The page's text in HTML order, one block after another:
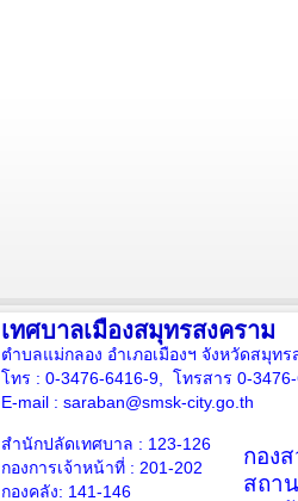
เทศบาลเมืองสมุทรสงคราม
ตำบลแม่กลอง อำเภอเมืองฯ จังหวัดสมุท
โทร : 0-3476-6416-9, โทรสาร 0-
E-mail : saraban@smsk-city.go.th
สำนักปลัดเทศบาล : 123-126
กองการเจ้าหน้าที่ : 201-202
กองคลัง: 141-146
กอง
สถา